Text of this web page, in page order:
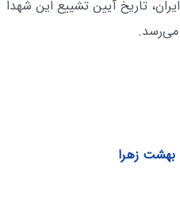
تاریخ آیین تشییع این شهدا
می‌رسد.